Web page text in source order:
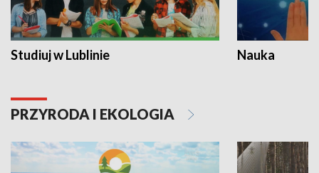
Studiuj w Lublinie Nauka
PRZYRODA I EKOLOGIA